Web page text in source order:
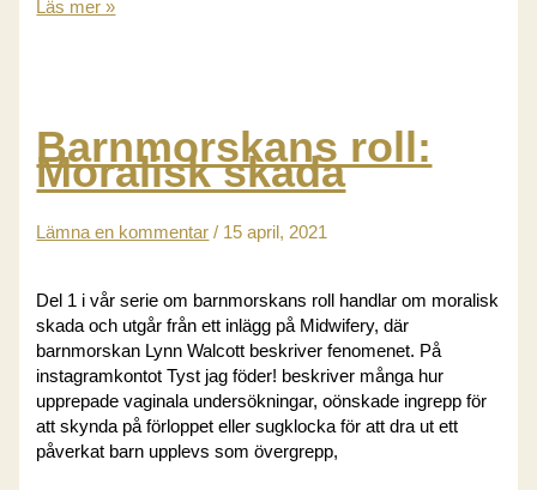
Föda
som
öppnar
möjligheter
Läs mer »
Barnmorskans roll:
Moralisk skada
Lämna en kommentar / 15 april, 2021
Del 1 i vår serie om barnmorskans roll handlar om moralisk
skada och utgår från ett inlägg på Midwifery, där
barnmorskan Lynn Walcott beskriver fenomenet. På
instagramkontot Tyst jag föder! beskriver många hur
upprepade vaginala undersökningar, oönskade ingrepp för
att skynda på förloppet eller sugklocka för att dra ut ett
påverkat barn upplevs som övergrepp,